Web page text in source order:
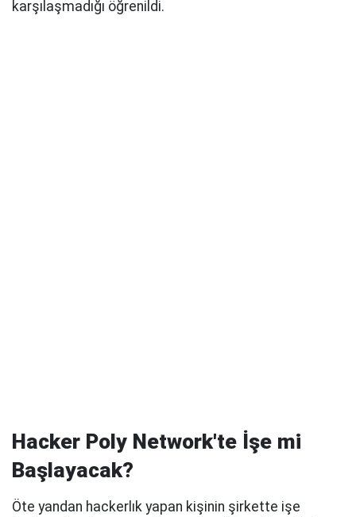
karşılaşmadığı öğrenildi.
Hacker Poly Network'te İşe mi
Başlayacak?
Öte yandan hackerlık yapan kişinin şirkette işe